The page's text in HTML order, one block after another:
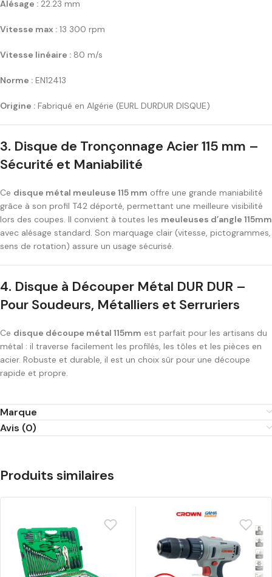
Alésage : 22.23 mm
Vitesse max : 13 300 rpm
Vitesse linéaire : 80 m/s
Norme : EN12413
Origine : Fabriqué en Algérie (EURL DURDUR DISQUE)
3. Disque de Tronçonnage Acier 115 mm –
Sécurité et Maniabilité
Ce disque métal meuleuse 115 mm offre une grande maniabilité
grâce à son profil T42 déporté, permettant une meilleure visibilité
lors des coupes. Il convient à toutes les meuleuses d’angle 115mm
avec alésage standard. Son marquage clair (vitesse, pictogrammes,
sens de rotation) assure un usage sécurisé.
4. Disque à Découper Métal DUR DUR –
Pour Soudeurs, Métalliers et Serruriers
Ce disque découpe métal 115mm est parfait pour les artisans du
métal : il traverse facilement les profilés, les tôles et les pièces en
acier. Robuste et durable, il est un choix sûr pour une découpe
rapide et propre.
Marque
Avis (0)
Produits similaires